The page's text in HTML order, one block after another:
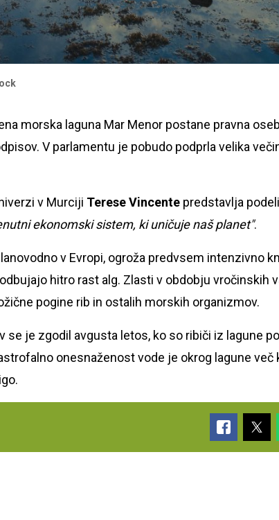
morska laguna Mar Menor postane pravna
V parlamentu je pobudo podprla velika
v Murciji Terese Vincente predstavlja
ekonomski sistem, ki uničuje naš planet".
v Evropi, ogroža predvsem intenzivno
hitro rast alg. Zlasti v obdobju vročinskih
pogine rib in ostalih morskih organizmov.
se je zgodil avgusta letos, ko so ribiči iz lagune
onesnaženost vode je okrog lagune več